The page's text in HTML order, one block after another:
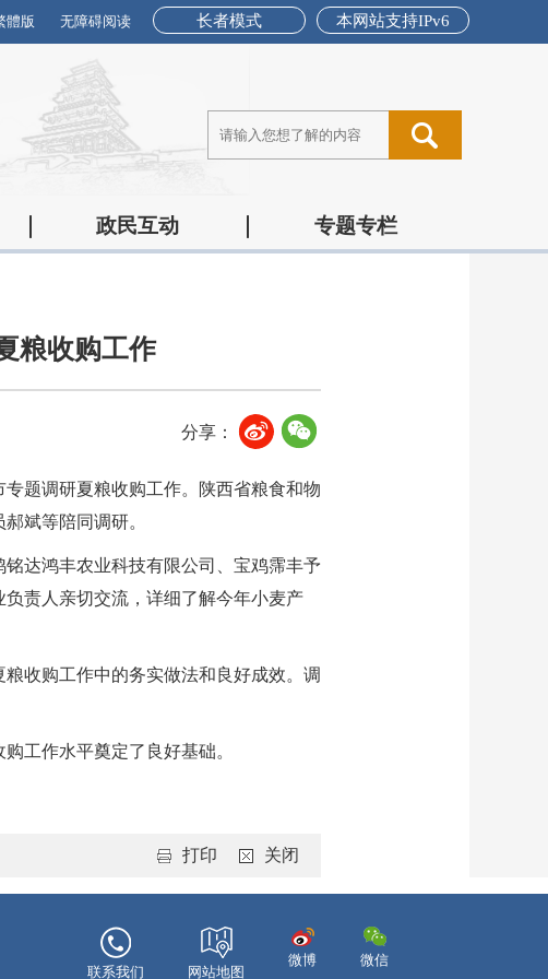
本网站支持IPv6
长者模式
體版 无障碍阅读
政民互动 专题专栏
粮收购工作
分享：
题调研夏粮收购工作。陕西省粮食和物
斌等陪同调研。
达鸿丰农业科技有限公司、宝鸡霈丰予
责人亲切交流，详细了解今年小麦产
收购工作中的务实做法和良好成效。调
工作水平奠定了良好基础。
关闭
打印
联系我们 网站地图
微博 微信